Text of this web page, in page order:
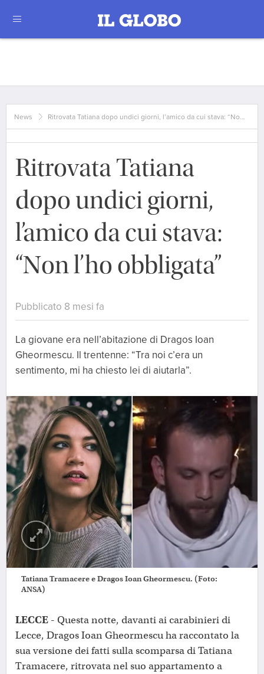
News Ritrovata Tatiana dopo undici giorni, l’amico da cui stava: “No…
Ritrovata Tatiana
dopo undici giorni,
l’amico da cui stava:
“Non l’ho obbligata”
Pubblicato 8 mesi fa
La giovane era nell’abitazione di Dragos Ioan
Gheormescu. Il trentenne: “Tra noi c’era un
sentimento, mi ha chiesto lei di aiutarla”.
Tatiana Tramacere e Dragos Ioan Gheormescu. (Foto:
ANSA)
LECCE - Questa notte, davanti ai carabinieri di
Lecce, Dragos Ioan Gheormescu ha raccontato la
sua versione dei fatti sulla scomparsa di Tatiana
Tramacere, ritrovata nel suo appartamento a